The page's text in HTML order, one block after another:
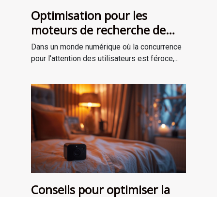
Optimisation pour les
moteurs de recherche de
contenu longue traîne
comment les articles
visibilité en ligne
Dans un monde numérique où la concurrence
pour l'attention des utilisateurs est féroce,...
Conseils pour optimiser la